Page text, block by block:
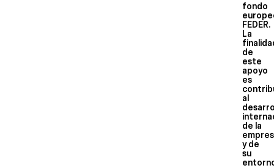
fondo
FEDER.
La
de
este
apoyo
es
al
de la
y de
su